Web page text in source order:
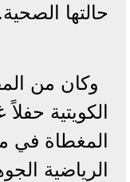
حالتها الصحية.
وكان من
الكويتية
المغطاة في
الرياضية